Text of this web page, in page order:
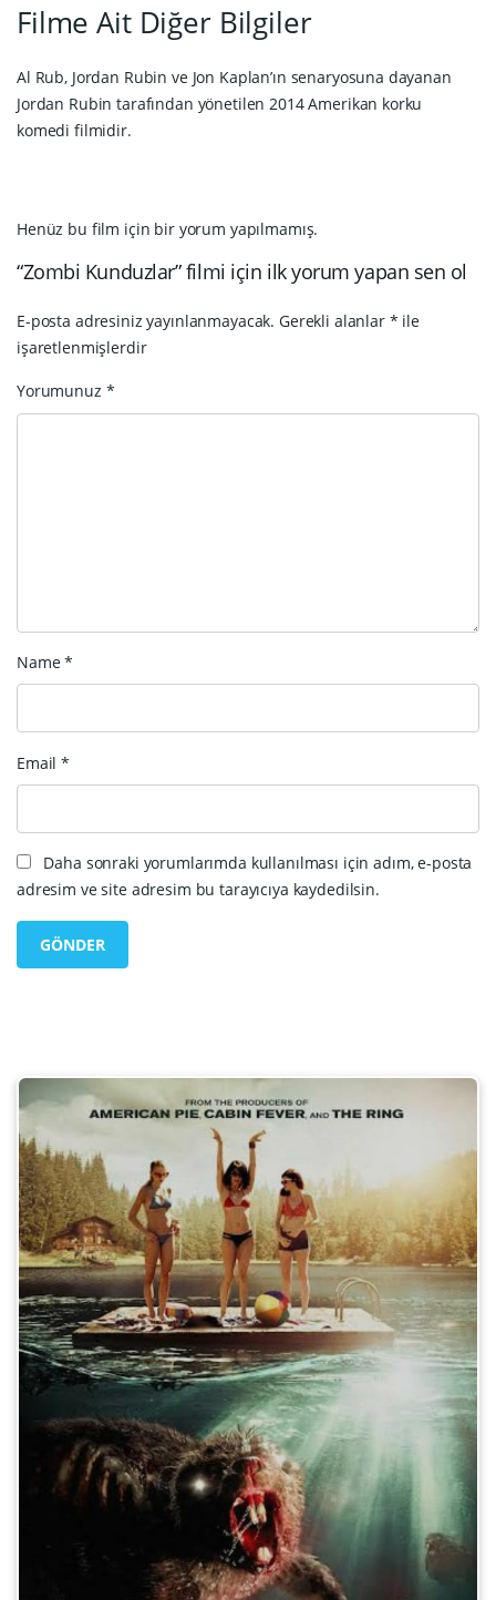
Filme Ait Diğer Bilgiler
Al Rub, Jordan Rubin ve Jon Kaplan’ın senaryosuna dayanan
Jordan Rubin tarafından yönetilen 2014 Amerikan korku
komedi filmidir.
“Zombi Kunduzlar” filmi için ilk yorum yapan sen ol
E-posta adresiniz yayınlanmayacak. Gerekli alanlar * ile
işaretlenmişlerdir
Yorumunuz *
Name*
Email*
Daha sonraki yorumlarımda kullanılması için adım, e-posta
adresim ve site adresim bu tarayıcıya kaydedilsin.
Henüz bu film için bir yorum yapılmamış.